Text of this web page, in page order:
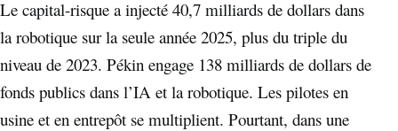
Le capital-risque a injecté 40,7 milliards de dollars dans
la robotique sur la seule année 2025, plus du triple du
niveau de 2023. Pékin engage 138 milliards de dollars de
fonds publics dans l’IA et la robotique. Les pilotes en
usine et en entrepôt se multiplient. Pourtant, dans une